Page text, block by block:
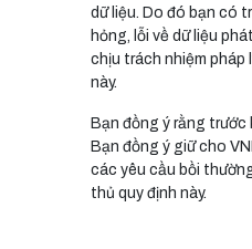
dữ liệu. Do đó bạn có
hỏng, lỗi về dữ liệu
chịu trách nhiệm
này.
Bạn đồng ý rằng
Bạn đồng ý giữ cho
các yêu cầu bồi
thủ quy định này.